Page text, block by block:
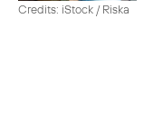
Credits: iStock / Riska